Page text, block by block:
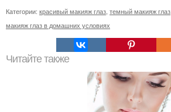
Категории: красивый макияж глаз темный макияж глаз
макияж глаз в домашних условиях
Читайте также